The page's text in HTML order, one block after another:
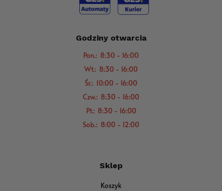
Godziny otwarcia
Pon.: 8:30 - 16:00
Wt.: 8:30 - 16:00
Śr.: 10:00 - 16:00
Czw.: 8:30 - 16:00
Pt.: 8:30 - 16:00
Sob.: 8:00 - 12:00
Sklep
Koszyk